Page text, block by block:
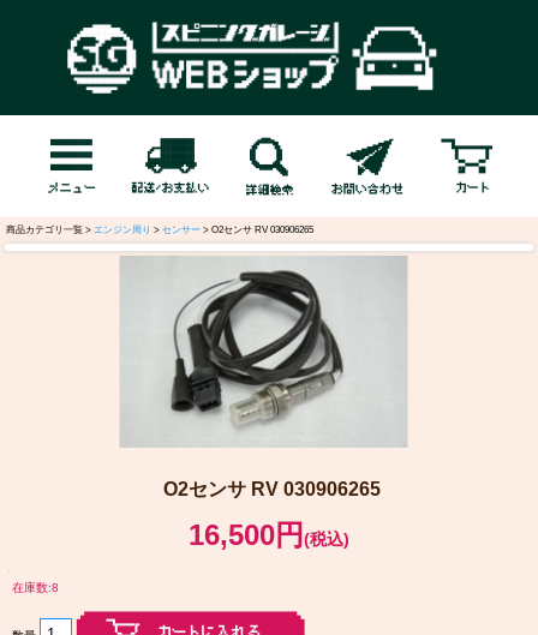
商品カテゴリ一覧 > エンジン周り > センサー > O2センサ RV 030906265
O2センサ RV 030906265
16,500円 (税込)
在庫数:8